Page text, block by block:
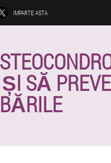
IMPARTE ASTA
SĂ